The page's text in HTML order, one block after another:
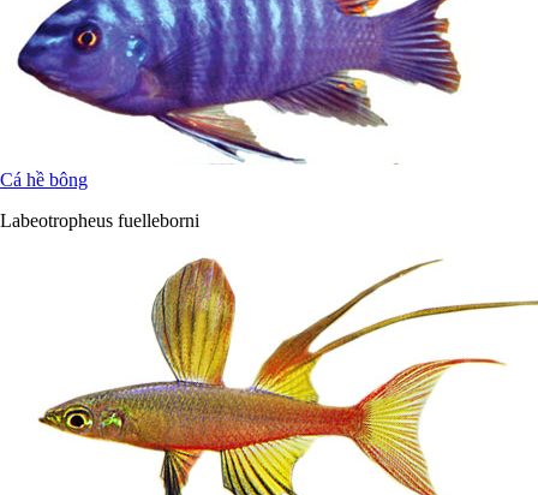
Cá hề bông
Labeotropheus fuelleborni